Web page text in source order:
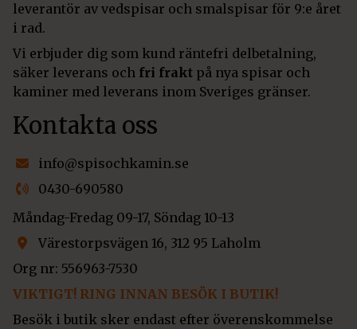
leverantör av vedspisar och smalspisar för 9:e året
i rad.
Vi erbjuder dig som kund räntefri delbetalning,
säker leverans och fri frakt på nya spisar och
kaminer med leverans inom Sveriges gränser.
Kontakta oss
info@spisochkamin.se
0430-690580
Måndag-Fredag 09-17, Söndag 10-13
Värestorpsvägen 16, 312 95 Laholm
Org nr: 556963-7530
VIKTIGT! RING INNAN BESÖK I BUTIK!
Besök i butik sker endast efter överenskommelse